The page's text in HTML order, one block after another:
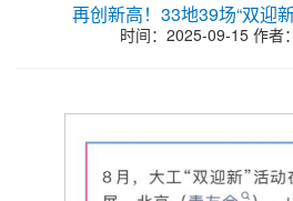
再创新高！33地39场“双迎
时间：2025-09-15 作者